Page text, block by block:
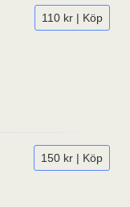
110 kr | Köp
150 kr | Köp